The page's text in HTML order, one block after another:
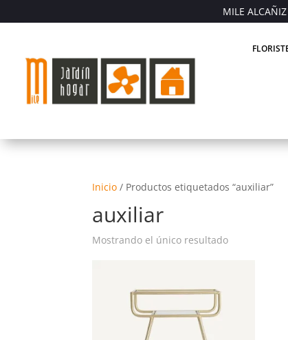
MILE
Inicio / Productos etiquetados “auxiliar”
auxiliar
Mostrando el único resultado